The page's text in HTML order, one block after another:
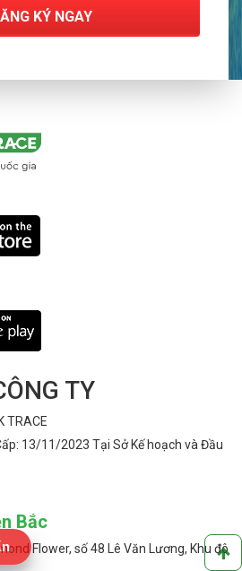
KÝ NGAY
TY
TRACE
13/11/2023 Tại Sở Kế hoạch và Đầu
Bắc
Flower, số 48 Lê Văn Lương, Khu đô